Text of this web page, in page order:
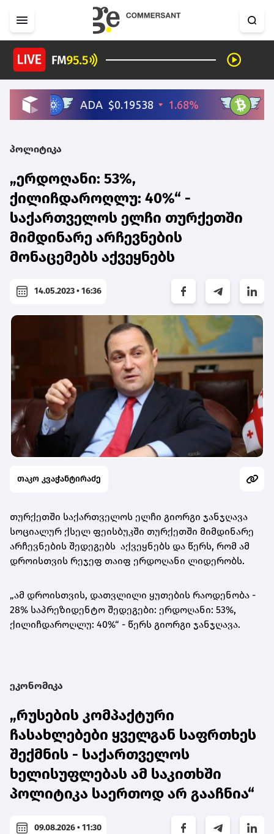
პოლიტიკა
„ერდოღანი: 53%,
ქილიჩდაროღლუ: 40%“ -
საქართველოს ელჩი თურქეთში
მიმდინარე არჩევნების
მონაცემებს აქვეყნებს
14.05.2023 • 16:36
თაკო კვაჭანტირაძე
თურქეთში საქართველოს ელჩი გიორგი ჯანჯღავა
სოციალურ ქსელ ფეისბუკში თურქეთში მიმდინარე
არჩევნების შედეგებს აქვეყნებს და წერს, რომ ამ
დროისთვის რეჯეფ თაიფ ერდოღანი ლიდერობს.
„ამ დროისთვის, დათვლილი ყუთების რაოდენობა -
28% საპრეზიდენტო შედეგები: ერდოღანი: 53%,
ქილიჩდაროღლუ: 40%“ - წერს გიორგი ჯანჯღავა.
ეკონომიკა
„რუსების კომპაქტური
ჩასახლებები ყველგან საფრთხეს
შექმნის - საქართველოს
ხელისუფლებას ამ საკითხში
პოლიტიკა საერთოდ არ გააჩნია“
09.08.2026 • 11:30